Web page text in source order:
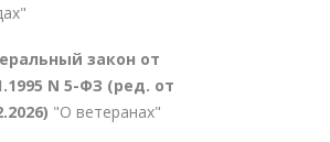
закон от
N 5-ФЗ (ред. от
"О ветеранах"